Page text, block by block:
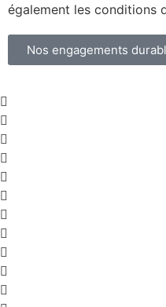
également les conditions
Nos engagements